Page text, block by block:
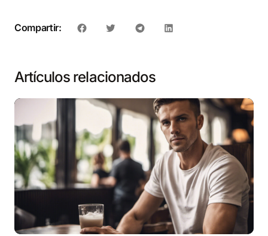
Compartir:
Artículos relacionados